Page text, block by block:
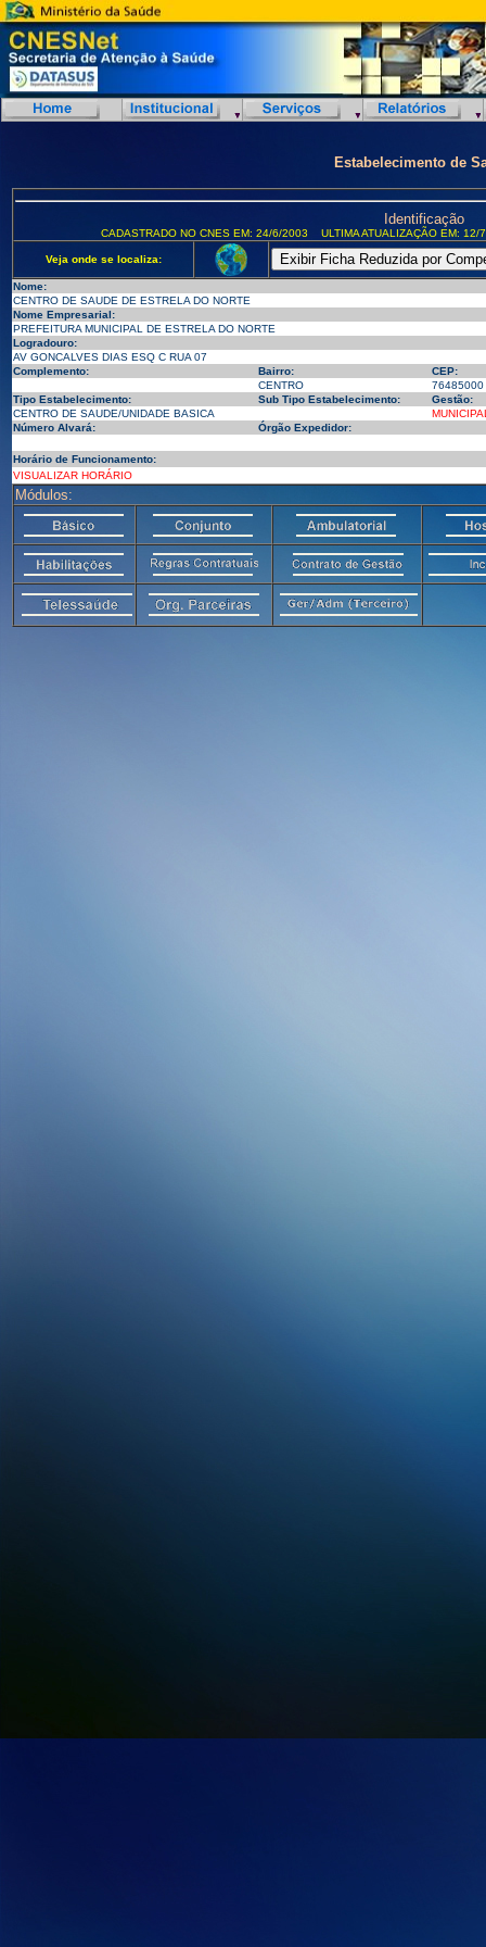
Estabelecimento de
Identificação
CADASTRADO NO CNES EM: 24/6/2003 ULTIMA ATUALIZAÇÃO EM:
Veja onde se localiza:
Nome:
CENTRO DE SAUDE DE ESTRELA DO NORTE
Nome Empresarial:
PREFEITURA MUNICIPAL DE ESTRELA DO NORTE
Logradouro:
AV GONCALVES DIAS ESQ C RUA 07
Complemento:
Bairro:
CEP:
CENTRO
76485000
Tipo Estabelecimento:
Sub Tipo Estabelecimento:
Gestão:
CENTRO DE SAUDE/UNIDADE BASICA
Número Alvará:
Órgão Expedidor:
Horário de Funcionamento:
VISUALIZAR HORÁRIO
Módulos: